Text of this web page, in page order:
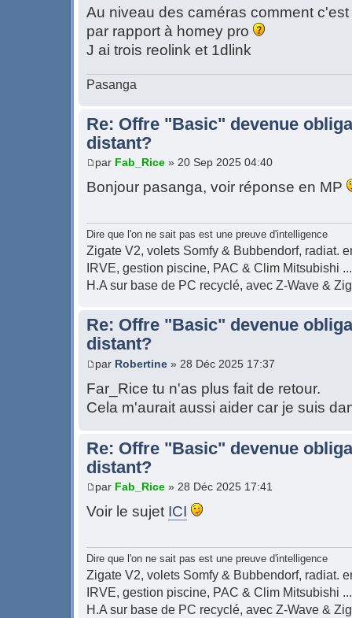
Au niveau des caméras comment
par rapport à homey pro
J ai trois reolink et 1dlink
Pasanga
Re: Offre "Basic" devenue
distant?
par Fab_Rice » 20 Sep 2025 04:40
Bonjour pasanga, voir réponse en MP
Dire que l'on ne sait pas est une preuve d'intelligence
Zigate V2, volets Somfy & Bubbendorf, radiat.
IRVE, gestion piscine, PAC & Clim Mitsubishi ...
H.A sur base de PC recyclé, avec Z-Wave &
Re: Offre "Basic" devenue
distant?
par Robertine » 28 Déc 2025 17:37
Far_Rice tu n'as plus fait de retour.
Cela m'aurait aussi aider car je suis
Re: Offre "Basic" devenue
distant?
par Fab_Rice » 28 Déc 2025 17:41
Voir le sujet ICI
Dire que l'on ne sait pas est une preuve d'intelligence
Zigate V2, volets Somfy & Bubbendorf, radiat.
IRVE, gestion piscine, PAC & Clim Mitsubishi ...
H.A sur base de PC recyclé, avec Z-Wave &